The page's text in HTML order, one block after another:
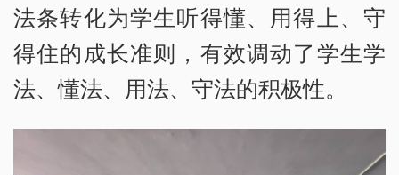
法条转化为学生听得懂、用得上、守
得住的成长准则，有效调动了学生学
法、懂法、用法、守法的积极性。